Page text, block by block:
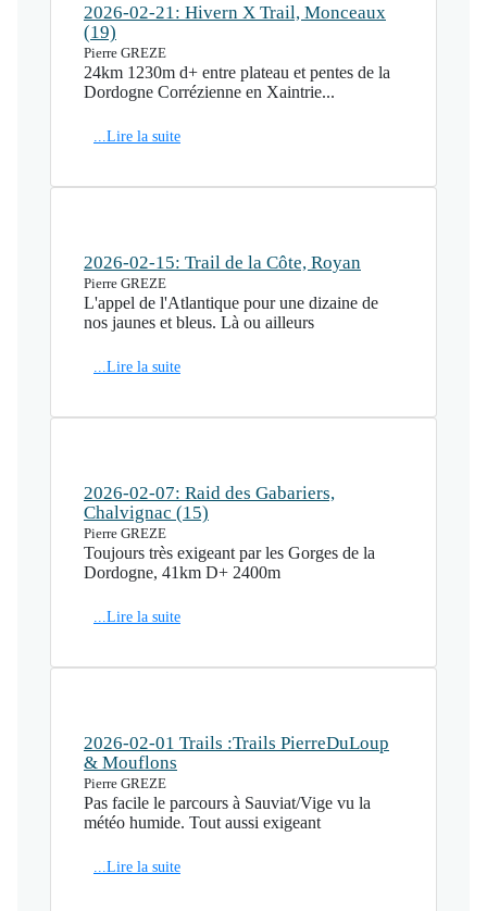
2026-02-21: Hivern X Trail, Monceaux
(19)
Pierre GREZE
24km 1230m d+ entre plateau et pentes de la
Dordogne Corrézienne en Xaintrie...
...Lire la suite
2026-02-15: Trail de la Côte, Royan
Pierre GREZE
L'appel de l'Atlantique pour une dizaine de
nos jaunes et bleus. Là ou ailleurs
...Lire la suite
2026-02-07: Raid des Gabariers,
Chalvignac (15)
Pierre GREZE
Toujours très exigeant par les Gorges de la
Dordogne, 41km D+ 2400m
...Lire la suite
2026-02-01 Trails :Trails PierreDuLoup
& Mouflons
Pierre GREZE
Pas facile le parcours à Sauviat/Vige vu la
météo humide. Tout aussi exigeant
...Lire la suite